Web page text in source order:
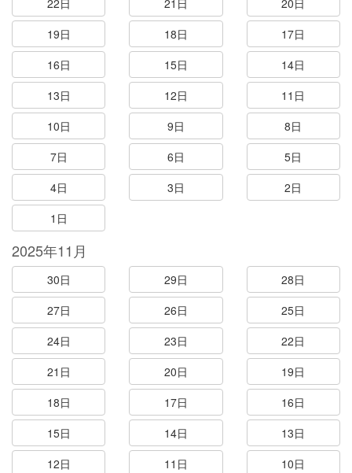
22日
21日
20日
19日
18日
17日
16日
15日
14日
13日
12日
11日
10日
9日
8日
7日
6日
5日
4日
3日
2日
1日
2025年11月
30日 29日
28日
27日
26日
25日
24日
23日
22日
21日
20日
19日
18日
17日
16日
15日
14日
13日
12日
11日
10日